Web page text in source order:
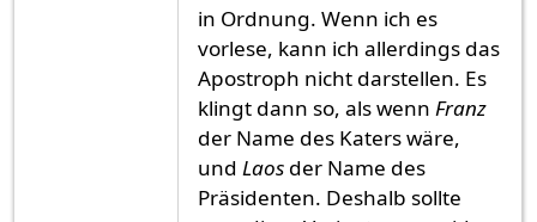
in Ordnung. Wenn ich es
vorlese, kann ich allerdings das
Apostroph nicht darstellen. Es
klingt dann so, als wenn Franz
der Name des Katers wäre,
und Laos der Name des
Präsidenten. Deshalb sollte